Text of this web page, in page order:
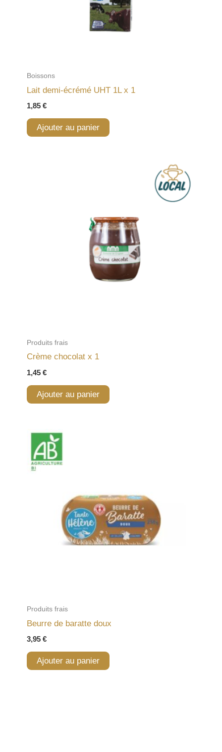
Boissons
Lait demi-écrémé UHT 1L x 1
1,85 €
Ajouter au panier
Produits frais
Crème chocolat x 1
1,45 €
Ajouter au panier
Produits frais
Beurre de baratte doux
3,95 €
Ajouter au panier